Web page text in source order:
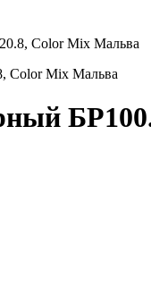
Color Mix Мальва